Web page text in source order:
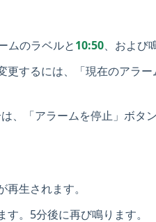
ムのラベルと10:50、および
するには、「現在のアラ
、「アラームを停止」ボタ
生されます。
。5分後に再び鳴ります。